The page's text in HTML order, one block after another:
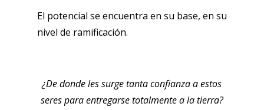
El potencial se encuentra en su base, en su
nivel de ramificación.
¿De donde les surge tanta confianza a estos
seres para entregarse totalmente a la tierra?